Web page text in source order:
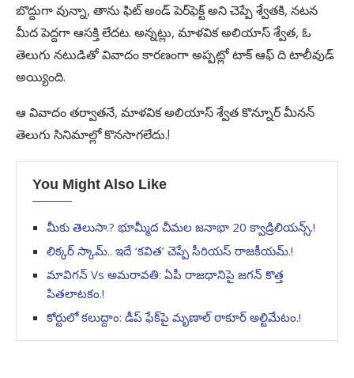
బొద్దుగా వున్నా, తాను ఫిట్ అండ్ పెర్‌ఫెక్ట్ అని చెప్పే శ్వేతకి, నటన
మీద పెద్దగా ఆసక్తి లేదట. అన్నట్లు, మాళవిక అలియాస్ శ్వేత, ఓ
తెలుగు నటుడితో వివాదం కారణంగా అప్పట్లో టాక్ ఆఫ్ ది టాలీవుడ్
అయ్యింది.
ఆ వివాదం తర్వాతనే, మాళవిక అలియాస్ శ్వేత కొన్నూర్ మీనన్
తెలుగు సినిమాల్లో కొనసాగలేదు.!
You Might Also Like
మీకు తెలుసా.? భూమ్మీద చీమల జనాభా 2‌0 క్వాడ్రిలియన్స్.!
లిక్కర్ స్కామ్.. ఇదే ‘కవిత’ చెప్పే సీరియస్ రాజకీయమ్.!
మావిగన్ Vs అమరావతి: ఏపీ రాజధానిపై జగన్ కొత్త
పితలాటకం.!
కోర్టులో కలుద్దాం: డీప్ ఫేక్‌పై మృణాల్ ఠాకూర్ అల్టిమేటం.!